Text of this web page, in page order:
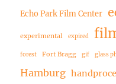
Echo Park Film Center
experimental expired
forest Fort Bragg gif glass
Hamburg